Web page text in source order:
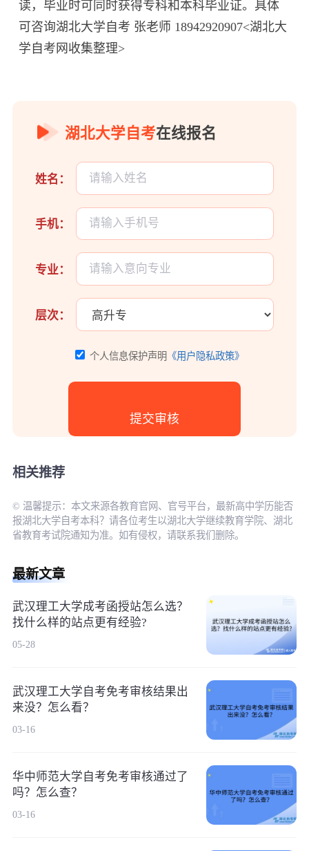
读，毕业时可同时获得专科和本科毕业证。具体
可咨询湖北大学自考 张老师 18942920907<湖北大
学自考网收集整理>
湖北大学自考在线报名
姓名：
手机：
专业：
层次：
个人信息保护声明 《用户隐私政策》
相关推荐
© 温馨提示：本文来源各教育官网、官号平台，最新高中学历能否
报湖北大学自考本科？请各位考生以湖北大学继续教育学院、湖北
省教育考试院通知为准。如有侵权，请联系我们删除。
最新文章
武汉理工大学成考函授站怎么选？
找什么样的站点更有经验?
05-28
武汉理工大学自考免考审核结果出
来没？怎么看？
03-16
华中师范大学自考免考审核通过了
吗？怎么查？
03-16